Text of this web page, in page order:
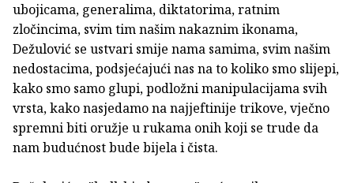
ubojicama, generalima, diktatorima, ratnim
zločincima, svim tim našim nakaznim ikonama,
Dežulović se ustvari smije nama samima, svim našim
nedostacima, podsjećajući nas na to koliko smo slijepi,
kako smo samo glupi, podložni manipulacijama svih
vrsta, kako nasjedamo na najjeftinije trikove, vječno
spremni biti oružje u rukama onih koji se trude da
nam budućnost bude bijela i čista.